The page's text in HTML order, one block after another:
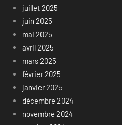
juillet 2025
juin 2025
mai 2025
avril 2025
mars 2025
février 2025
janvier 2025
décembre 2024
novembre 2024